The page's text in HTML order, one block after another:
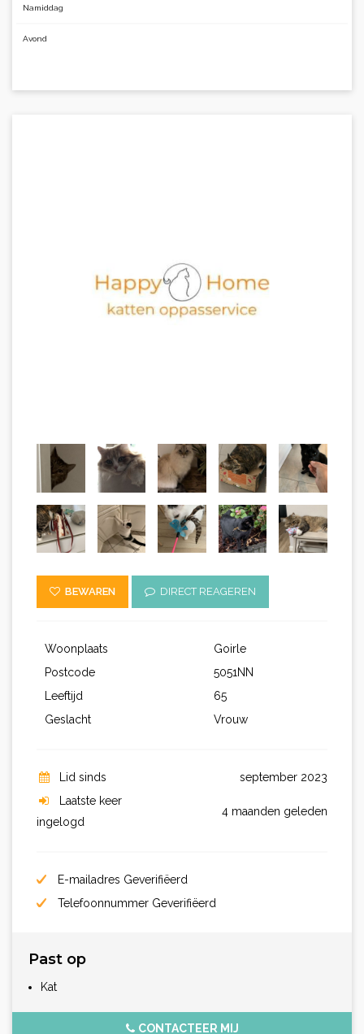
Namiddag
Avond
BEWAREN DIRECT REAGEREN
Woonplaats
Goirle
Postcode
5051NN
Leeftijd
65
Geslacht
Vrouw
Lid sinds
september 2023
Laatste keer
ingelogd
4 maanden geleden
E-mailadres Geverifiëerd
Telefoonnummer Geverifiëerd
Past op
Kat
CONTACTEER MIJ